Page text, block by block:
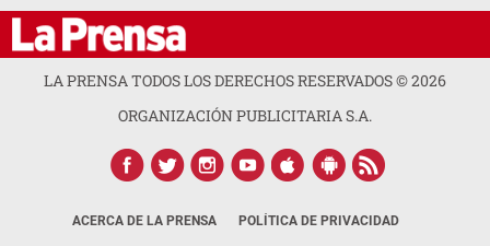
LA PRENSA TODOS LOS DERECHOS RESERVADOS ©2026
ORGANIZACIÓN PUBLICITARIA S.A.
ACERCA DE LA PRENSA POLÍTICA DE PRIVACIDAD